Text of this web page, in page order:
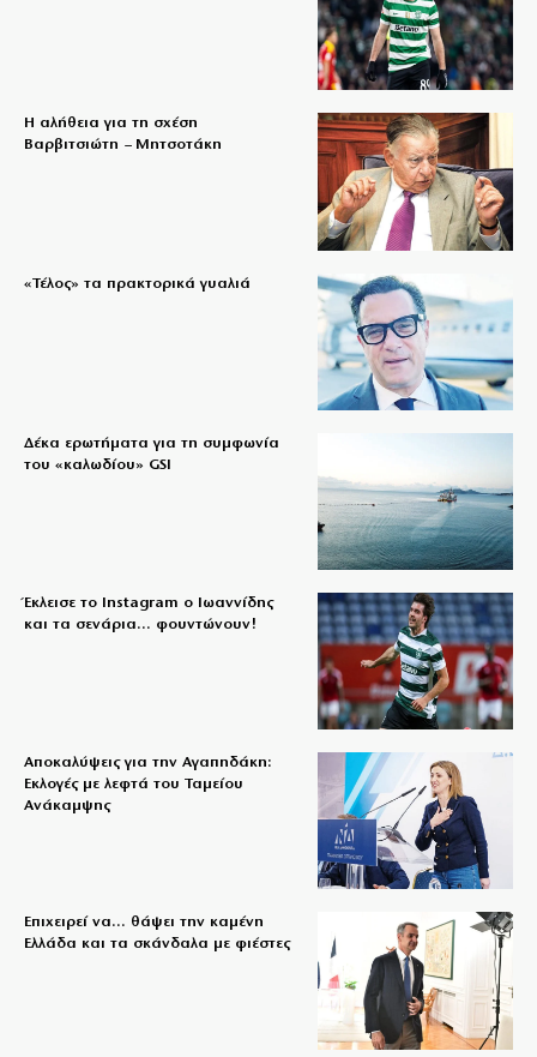
Η αλήθεια για τη σχέση
Βαρβιτσιώτη – Μητσοτάκη
«Τέλος» τα πρακτορικά γυαλιά
Δέκα ερωτήματα για τη συμφωνία
του «καλωδίου» GSI
Έκλεισε το Instagram ο Ιωαννίδης
και τα σενάρια… φουντώνουν!
Αποκαλύψεις για την Αγαπηδάκη:
Εκλογές με λεφτά του Ταμείου
Ανάκαμψης
Επιχειρεί να… θάψει την καμένη
Ελλάδα και τα σκάνδαλα με φιέστες